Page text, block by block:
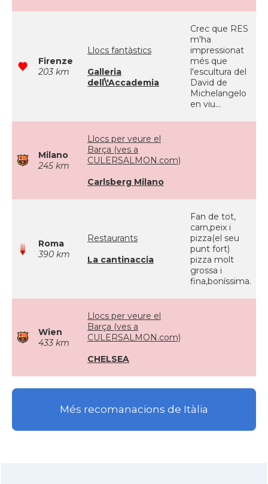
Firenze
203 km
Llocs fantàstics
Galleria
dell\'Accademia
Crec que RES
m'ha
impressionat
més que
l'escultura del
David de
Michelangelo
en viu...
Milano
245 km
Llocs per veure el
Barça (ves a
CULERSALMON.com)
Carlsberg Milano
Roma
390 km
Restaurants
La cantinaccia
Fan de tot,
carn,peix i
pizza(el seu
punt fort)
pizza molt
grossa i
fina,boníssima.
Wien
433 km
Llocs per veure el
Barça (ves a
CULERSALMON.com)
CHELSEA
Més recomanacions de Itàlia